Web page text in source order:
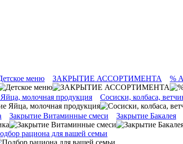
меню ЗАКРЫТИЕ АССОРТИМЕНТА %
молочная продукция Сосиски, колбаса,
Закрытие Витаминные смеси Закрытие Бакалея
рациона для вашей семьи